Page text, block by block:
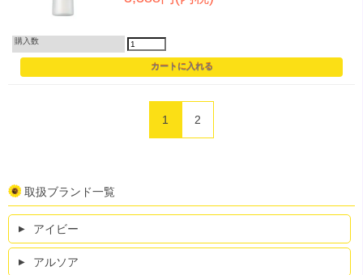
購入数
1 2
取扱ブランド一覧
アイビー
アルソア